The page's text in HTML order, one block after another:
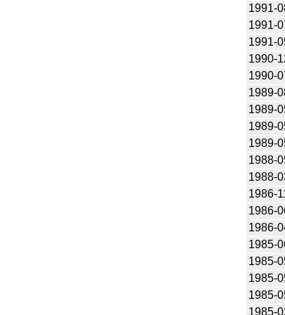
1991-
1991-
1991-
1990-
1990-
1989-
1989-
1989-
1989-
1988-
1988-
1986-
1986-
1986-
1985-
1985-
1985-
1985-
1985-